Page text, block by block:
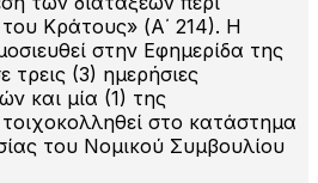
Κράτους» (Α΄ 214). Η
στην Εφημερίδα της
τρεις (3) ημερήσιες
και μία (1) της
στο κατάστημα
του Νομικού Συμβουλίου